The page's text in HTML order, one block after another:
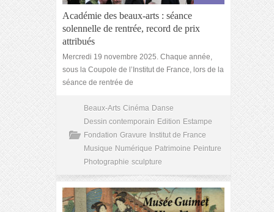
Académie des beaux-arts : séance
solennelle de rentrée, record de prix
attribués
Mercredi 19 novembre 2025. Chaque année,
sous la Coupole de l’Institut de France, lors de la
séance de rentrée de
Beaux-Arts Cinéma Danse
Dessin contemporain Edition Estampe
Fondation Gravure
Institut de France
Musique Numérique Patrimoine Peinture
Photographie sculpture